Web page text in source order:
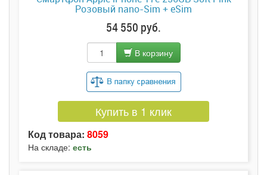
Розовый nano-Sim + eSim
54 550 руб.
В корзину
Купить в 1 клик
Код товара: 8059
На складе: есть